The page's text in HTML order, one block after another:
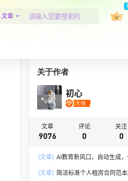
文章
关于作者
初心
文章
9076
评论
0
关注
0
[文章] AI教育新风口，自动生成
[文章] 简洁标准个人租房合同范